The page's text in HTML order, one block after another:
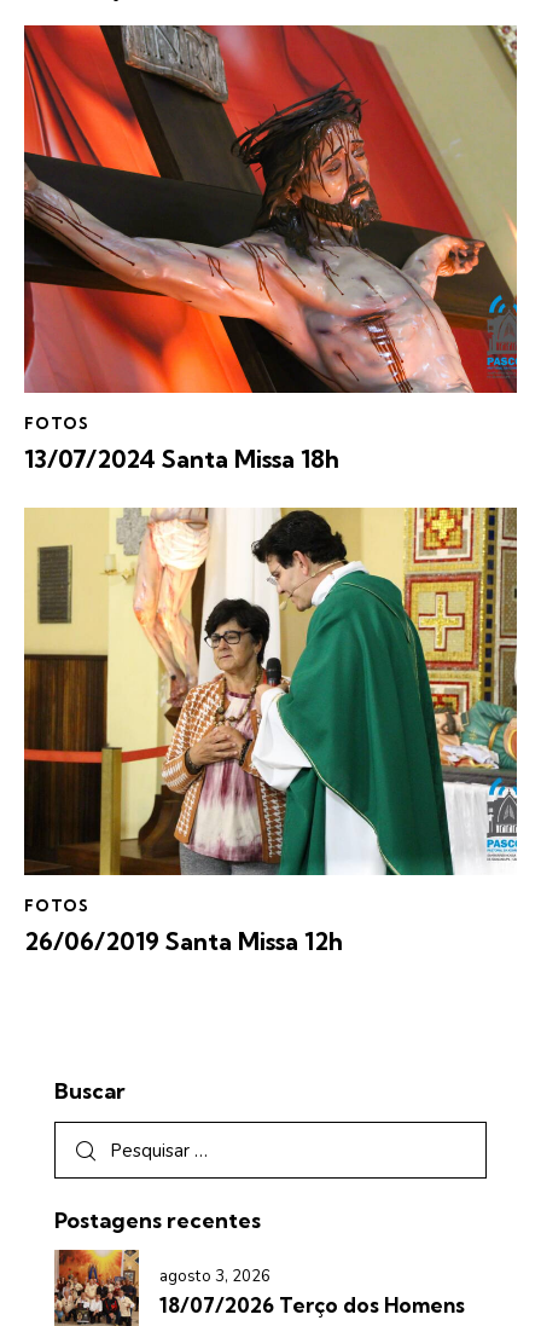
FOTOS
13/07/2024 Santa Missa 18h
FOTOS
26/06/2019 Santa Missa 12h
Buscar
Postagens recentes
agosto 3, 2026
18/07/2026 Terço dos Homens